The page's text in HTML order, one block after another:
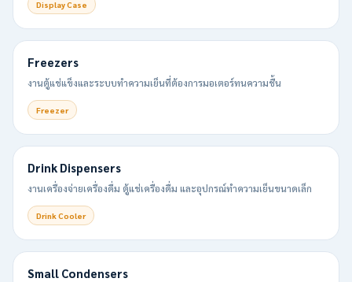
Display Case
Freezers
งานตู้แช่แข็งและระบบทำความเย็นที่ต้องการมอเตอร์ทนความชื้น
Freezer
Drink Dispensers
งานเครื่องจ่ายเครื่องดื่ม ตู้แช่เครื่องดื่ม และอุปกรณ์ทำความเย็นขนาดเล็ก
Drink Cooler
Small Condensers